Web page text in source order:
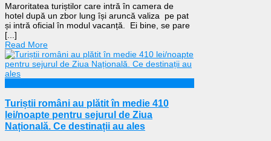
Maroritatea turiștilor care intră în camera de
hotel după un zbor lung își aruncă valiza pe pat
și intră oficial în modul vacanță. Ei bine, se pare
[...]
Read More
Turiștii români au plătit în medie 410
lei/noapte pentru sejurul de Ziua
Națională. Ce destinații au ales